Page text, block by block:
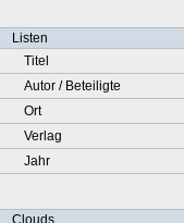
Listen
Titel
Autor / Beteiligte
Ort
Verlag
Jahr
Clouds